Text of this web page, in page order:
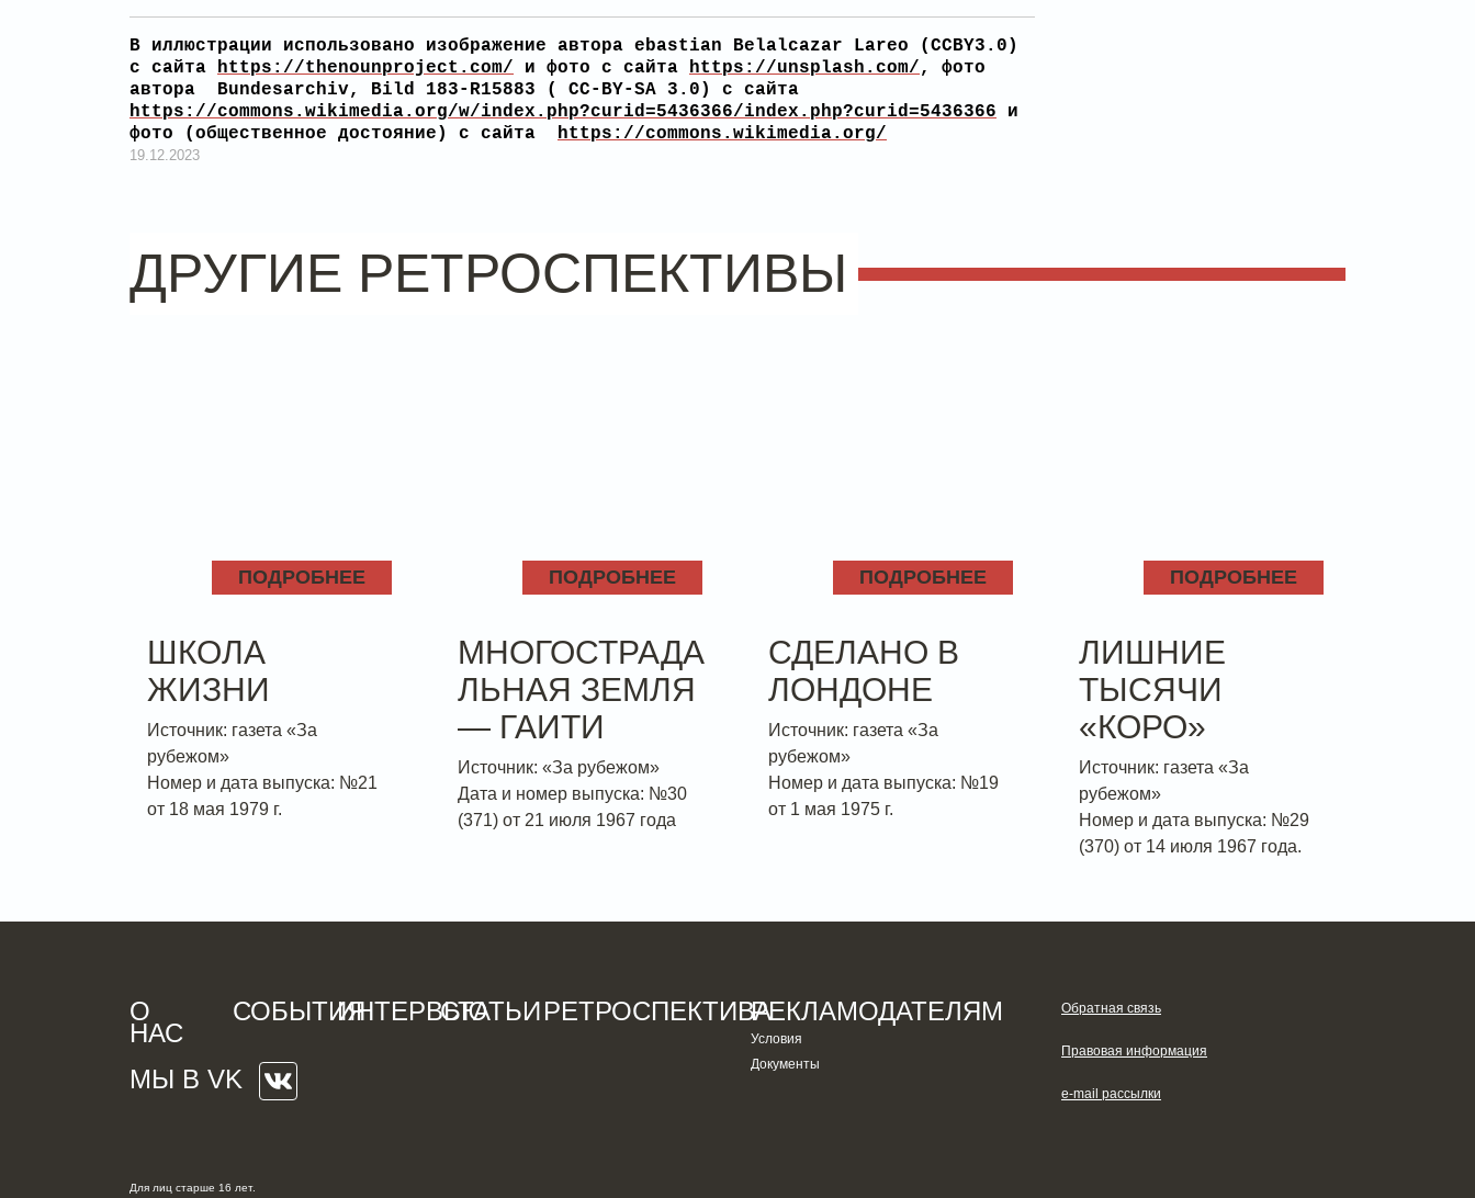
В иллюстрации использовано изображение автора ebastian Belalcazar Lareo (CCBY3.0)
с сайта https://thenounproject.com/ и фото с сайта https://unsplash.com/ , фото
автора Bundesarchiv, Bild 183-R15883 ( CC-BY-SA 3.0) с сайта
https://commons.wikimedia.org/w/index.php?curid=5436366/index.php?curid=5436366 и
фото (общественное достояние) с сайта https://commons.wikimedia.org/
19.12.2023
ДРУГИЕ РЕТРОСПЕКТИВЫ
ПОДРОБНЕЕ
ШКОЛА
ЖИЗНИ
Источник: газета «За
рубежом»
Номер и дата выпуска: №21
от 18 мая 1979 г.
ПОДРОБНЕЕ
МНОГОСТРАДА
ЛЬНАЯ ЗЕМЛЯ
— ГАИТИ
Источник: «За рубежом»
Дата и номер выпуска: №30
(371) от 21 июля 1967 года
ПОДРОБНЕЕ
СДЕЛАНО В
ЛОНДОНЕ
Источник: газета «За
рубежом»
Номер и дата выпуска: №19
от 1 мая 1975 г.
ПОДРОБНЕЕ
ЛИШНИЕ
ТЫСЯЧИ
«КОРО»
Источник: газета «За
рубежом»
Номер и дата выпуска: №29
(370) от 14 июля 1967 года.
О
НАС
СОБЫТИЯИНТЕРВЬЮСТАТЬИРЕТРОСПЕКТИВА
МЫ В VK
РЕКЛАМОДАТЕЛЯМ
Условия
Документы
Обратная связь
Правовая информация
e-mail рассылки
Для лиц старше 16 лет.